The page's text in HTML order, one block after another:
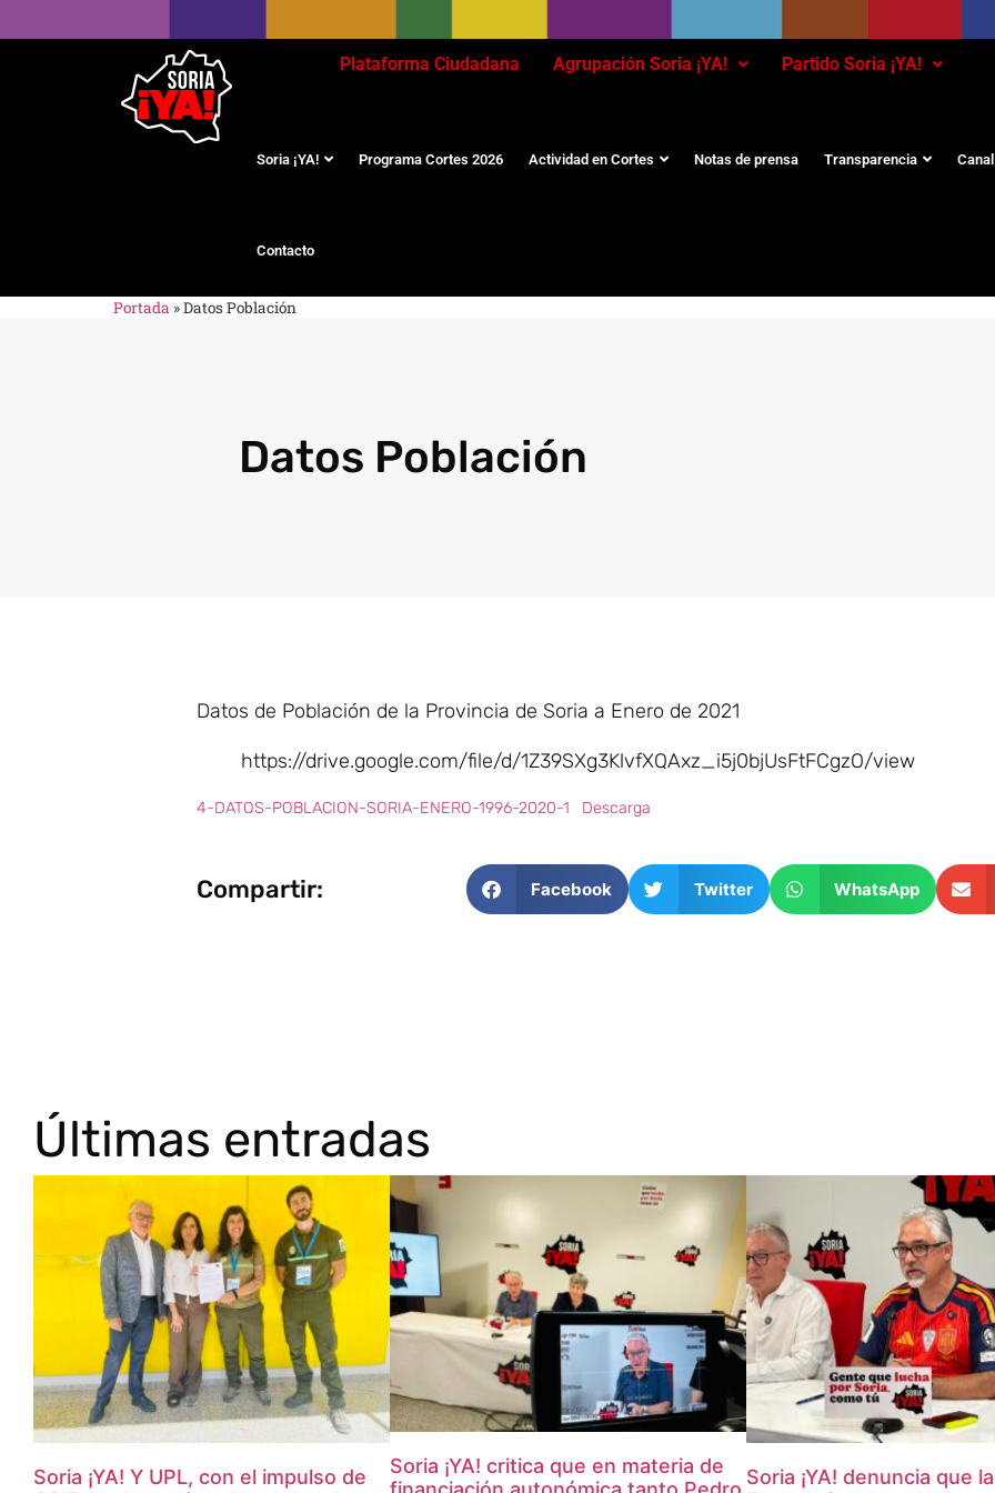
Plataforma Ciudadana Agrupación Soria ¡YA! Partido Soria ¡YA!
Soria ¡YA! Programa Cortes 2026 Actividad en Cortes Notas de prensa Transparencia
Contacto
Portada »Datos Población
Datos Población
Datos de Población de la Provincia de Soria a Enero de 2021
https://drive.google.com/file/d/1Z39SXg3KlvfXQAxz_i5j0bjUsFtFCgzO/view
4-DATOS-POBLACION-SORIA-ENERO-1996-2020-1 Descarga
Compartir: Facebook Twitter WhatsApp
Últimas entradas
Soria ¡YA! Y UPL, con el impulso de
Soria ¡YA! critica que en materia de
Soria ¡YA! denuncia que